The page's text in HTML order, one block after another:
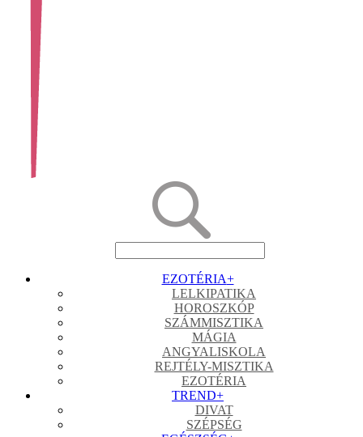
EZOTÉRIA+
LELKIPATIKA
HOROSZKÓP
SZÁMMISZTIKA
MÁGIA
ANGYALISKOLA
REJTÉLY-MISZTIKA
EZOTÉRIA
TREND+
DIVAT
SZÉPSÉG